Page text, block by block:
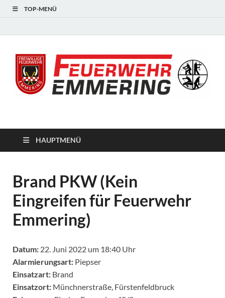
TOP-MENÜ
HAUPTMENÜ
Brand PKW (Kein
Eingreifen für Feuerwehr
Emmering)
Datum: 22. Juni 2022 um 18:40 Uhr
Alarmierungsart: Piepser
Einsatzart: Brand
Einsatzort: Münchnerstraße, Fürstenfeldbruck